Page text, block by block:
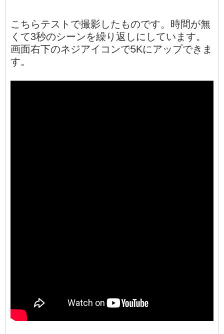
こちらテストで撮影したものです。時間が無
くて3秒のシーンを繰り返しにしています。
画面右下のネジアイコンで5Kにアップできま
す。